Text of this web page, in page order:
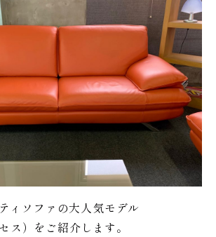
ィソファの大人気モデル
ス）をご紹介します。